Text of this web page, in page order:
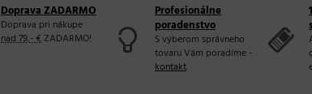
Doprava ZADARMO
Doprava pri nákupe
nad 79,- €ZADARMO!
Profesionálne
poradenstvo
S výberom správneho
tovaru Vám poradíme -
kontakt.